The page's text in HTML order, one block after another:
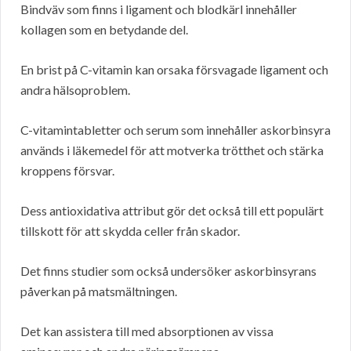
Bindväv som finns i ligament och blodkärl innehåller
kollagen som en betydande del.
En brist på C-vitamin kan orsaka försvagade ligament och
andra hälsoproblem.
C-vitamintabletter och serum som innehåller askorbinsyra
används i läkemedel för att motverka trötthet och stärka
kroppens försvar.
Dess antioxidativa attribut gör det också till ett populärt
tillskott för att skydda celler från skador.
Det finns studier som också undersöker askorbinsyrans
påverkan på matsmältningen.
Det kan assistera till med absorptionen av vissa